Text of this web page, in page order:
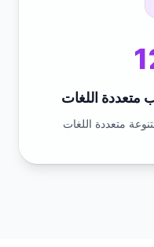
متعددة اللغات
متعددة اللغات